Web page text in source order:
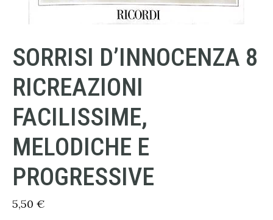
SORRISI D’INNOCENZA 8
RICREAZIONI
FACILISSIME,
MELODICHE E
PROGRESSIVE
5,50 €